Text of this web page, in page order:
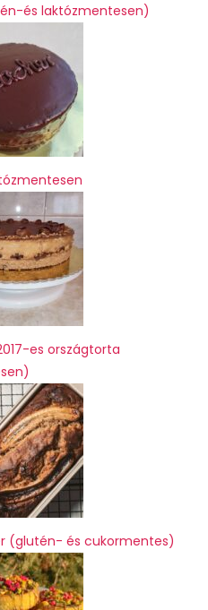
és laktózmentesen)
es országtorta
(glutén- és cukormentes)